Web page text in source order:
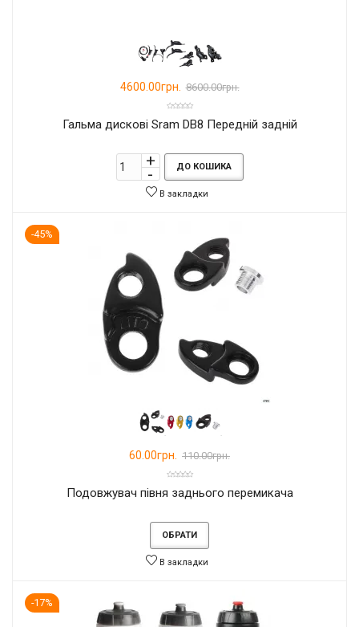
4600.00грн. 8600.00грн.
Гальма дискові Sram DB8 Передній задній
ДО КОШИКА
В закладки
-45%
60.00грн. 110.00грн.
Подовжувач півня заднього перемикача
ОБРАТИ
В закладки
-17%